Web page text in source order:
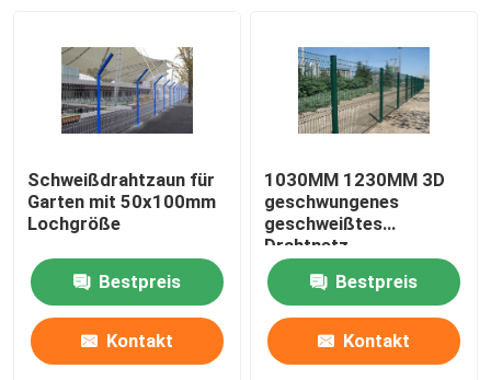
Schweißdrahtzaun für
Garten mit 50x100mm
Lochgröße
Bestpreis
Kontakt
1030MM 1230MM 3D
geschwungenes
geschweißtes
Drahtnetz
Dekorationsgartennetz
Zaun
Bestpreis
Kontakt